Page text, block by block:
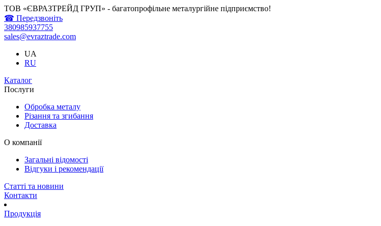
ТОВ «ЄВРАЗТРЕЙД ГРУП» - багатопрофільне металургійне підприємство!
☎ Передзвоніть
380985937755
sales@evraztrade.com
UA
RU
Каталог
Послуги
Обробка металу
Різання та згибання
Доставка
О компанії
Загальні відомості
Відгуки і рекомендації
Статті та новини
Контакти
Продукція